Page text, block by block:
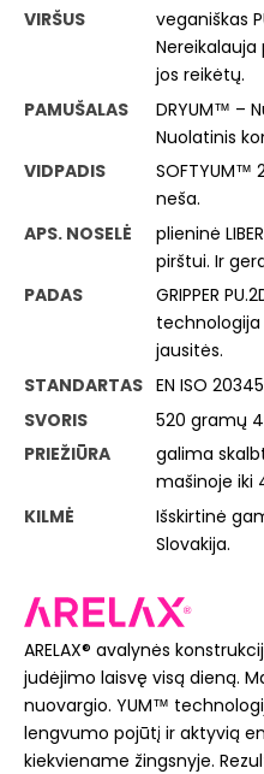
VIRŠUS
veganiškas
jos reikėtų.
PAMUŠALAS
DRYUM™ –
Nuolatinis
VIDPADIS
SOFTYUM™
neša.
APS. NOSELĖ
plieninė
pirštui. Ir
PADAS
GRIPPER
jausitės.
STANDARTAS EN ISO
SVORIS
520 gramų
PRIEŽIŪRA
galima
mašinoje iki
KILMĖ
Išskirtinė
Slovakija.
ARELAX® avalynės
judėjimo laisvę visą dieną.
nuovargio. YUM™
lengvumo pojūtį ir aktyvią
kiekviename žingsnyje.